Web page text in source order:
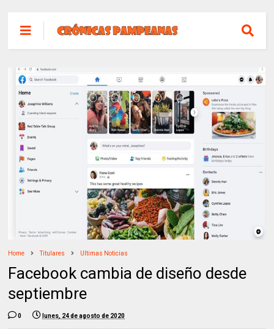
Home Titulares Ultimas Noticias
Facebook cambia de diseño desde
septiembre
0 lunes, 24 de agosto de 2020